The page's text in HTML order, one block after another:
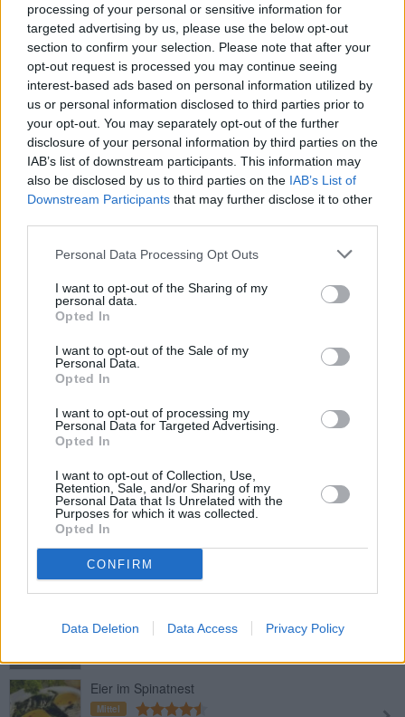
processing of your personal or sensitive information for
targeted advertising by us, please use the below opt-out
section to confirm your selection. Please note that after your
opt-out request is processed you may continue seeing
interest-based ads based on personal information utilized by
us or personal information disclosed to third parties prior to
your opt-out. You may separately opt-out of the further
disclosure of your personal information by third parties on the
IAB’s list of downstream participants. This information may
also be disclosed by us to third parties on the IAB’s List of
Downstream Participants that may further disclose it to other
Personal Data Processing Opt Outs
I want to opt-out of the Sharing of my
personal data.
Opted In
I want to opt-out of the Sale of my
Personal Data.
Opted In
I want to opt-out of processing my
Personal Data for Targeted Advertising.
Opted In
I want to opt-out of Collection, Use,
Retention, Sale, and/or Sharing of my
Personal Data that Is Unrelated with the
Purposes for which it was collected.
Opted In
CONFIRM
Data Deletion Data Access Privacy Policy
Spinatstrudel aus der
Heißluftfritteuse
Griechische Spinattaschen
Leicht
Spinat Tagliatelle
Eggs Benedict mit Spinat
Mittel
Gnocchi mit Spinat
Leicht
Spinatcremesuppe mit Crevetten
Cremespinat
Leicht
Mittel
Eier im Spinatnest
Mittel